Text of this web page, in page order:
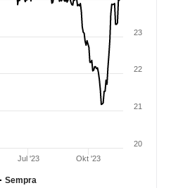
Sempra
Jul '23 Okt '23
20
21
22
23